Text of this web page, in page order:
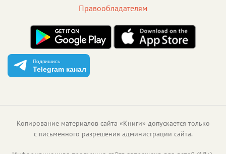
Правообладателям
Подпишись
Telegram канал
Копирование материалов сайта «Книги» допускается только
с письменного разрешения администрации сайта.